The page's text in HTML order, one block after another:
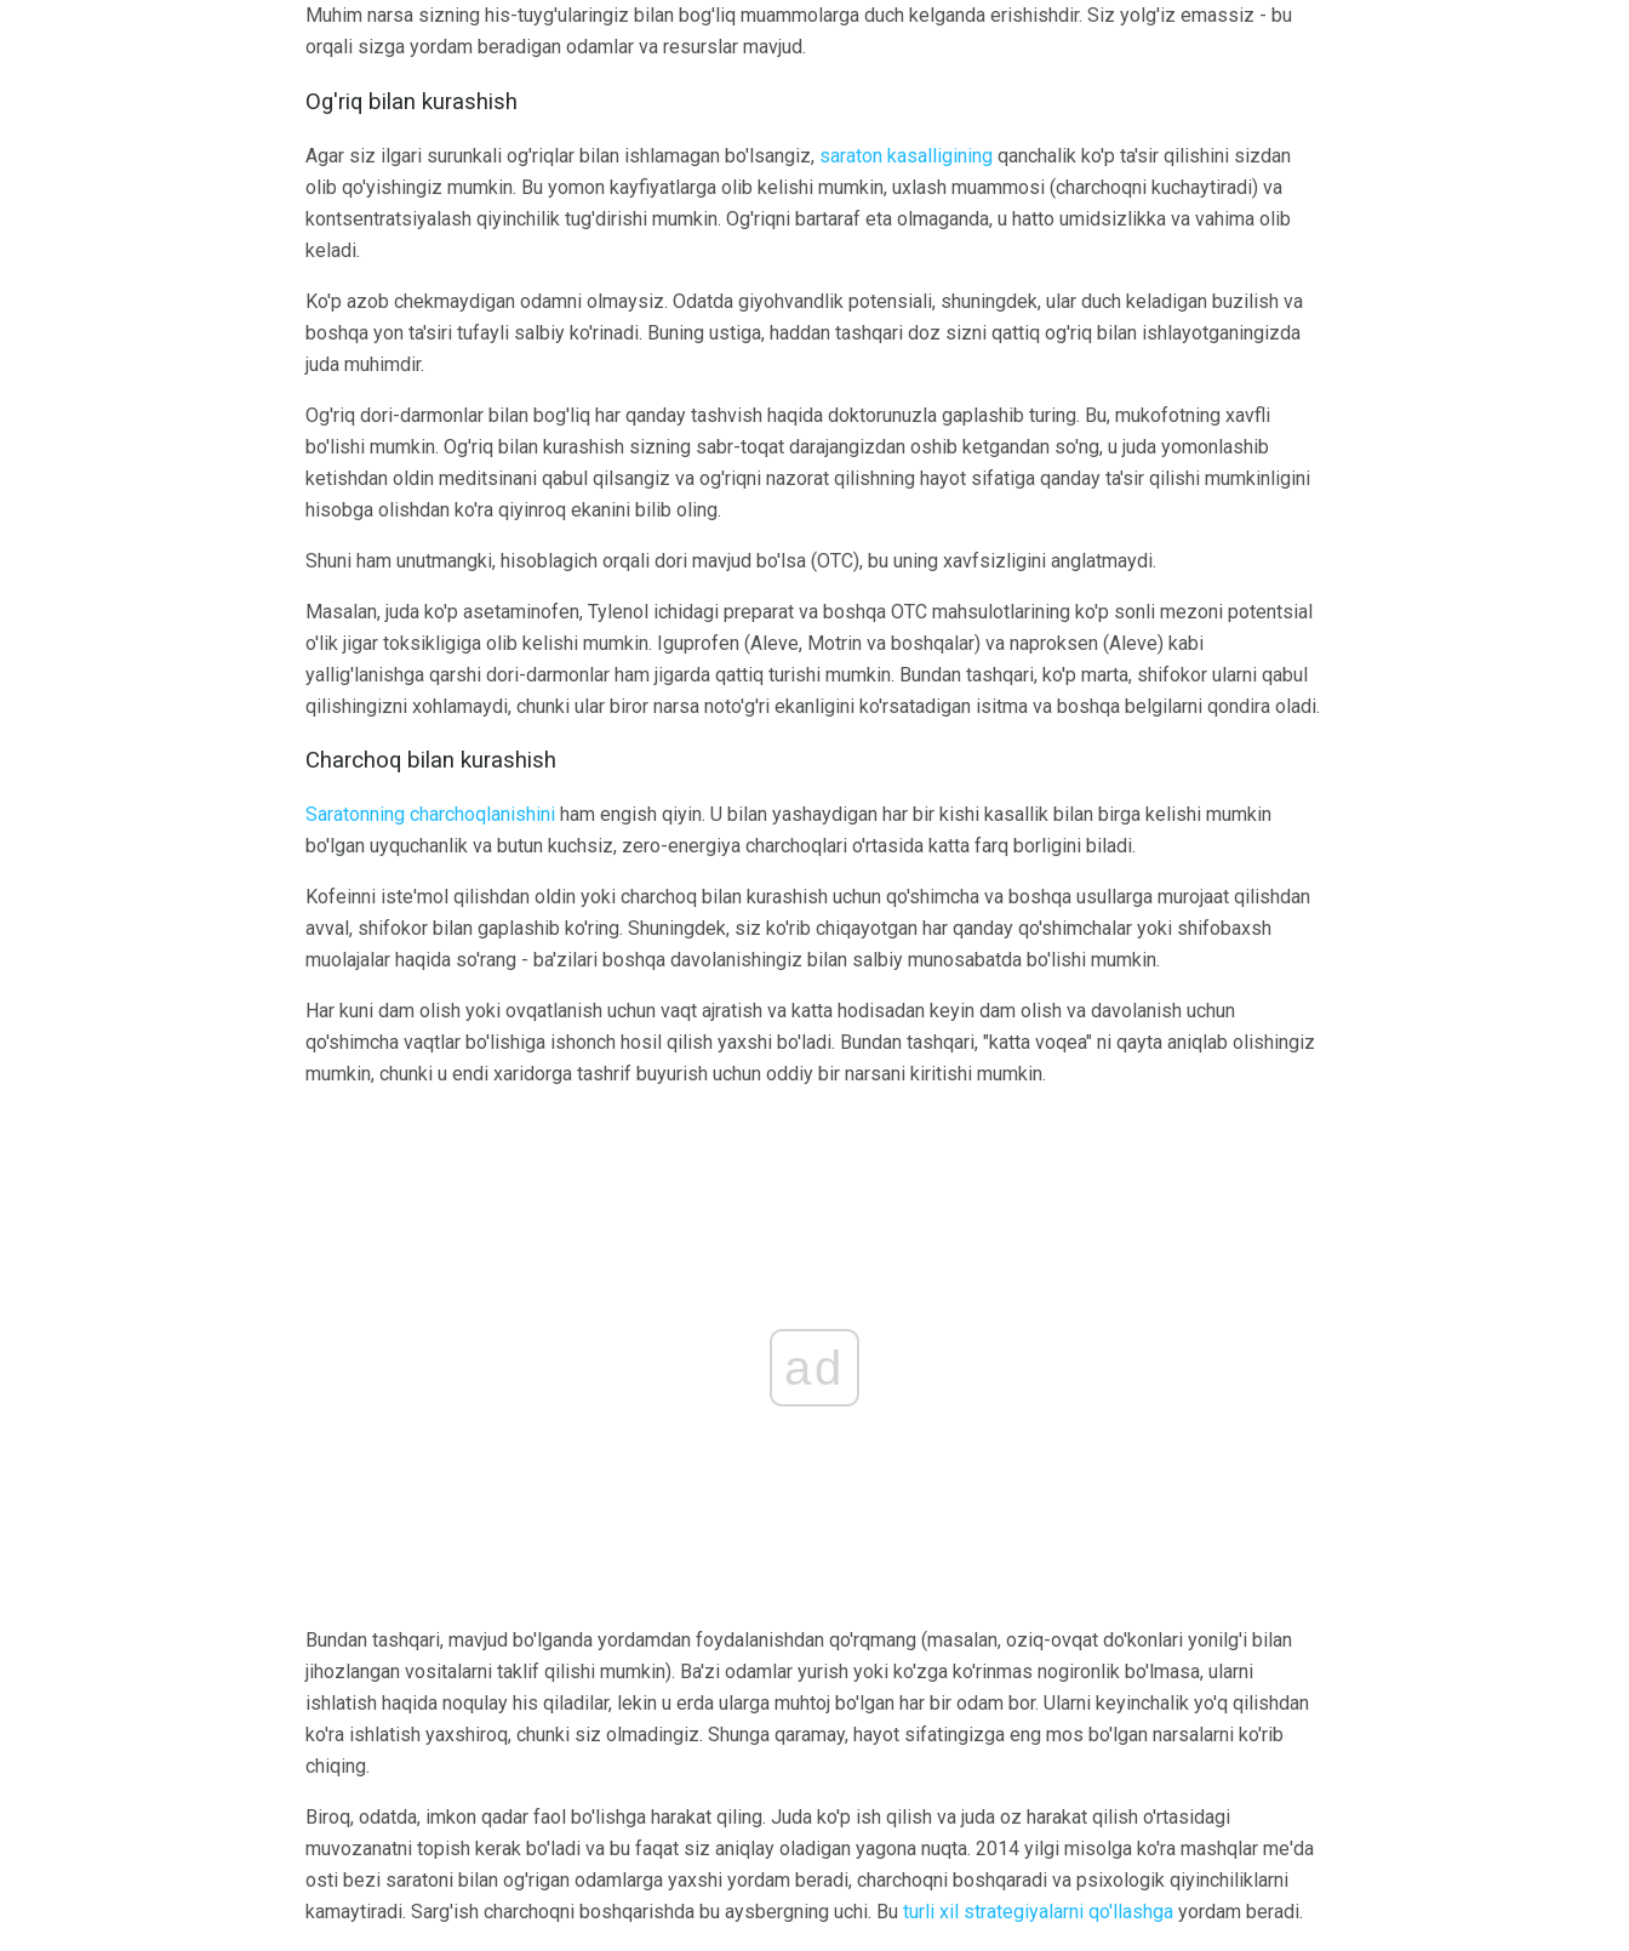
Muhim narsa sizning his-tuyg'ularingiz bilan bog'liq muammolarga duch kelganda erishishdir. Siz yolg'iz emassiz - bu
orqali sizga yordam beradigan odamlar va resurslar mavjud.
Og'riq bilan kurashish
Agar siz ilgari surunkali og'riqlar bilan ishlamagan bo'lsangiz, saraton kasalligining qanchalik ko'p ta'sir qilishini sizdan
olib qo'yishingiz mumkin. Bu yomon kayfiyatlarga olib kelishi mumkin, uxlash muammosi (charchoqni kuchaytiradi) va
kontsentratsiyalash qiyinchilik tug'dirishi mumkin. Og'riqni bartaraf eta olmaganda, u hatto umidsizlikka va vahima olib
keladi.
Ko'p azob chekmaydigan odamni olmaysiz. Odatda giyohvandlik potensiali, shuningdek, ular duch keladigan buzilish va
boshqa yon ta'siri tufayli salbiy ko'rinadi. Buning ustiga, haddan tashqari doz sizni qattiq og'riq bilan ishlayotganingizda
juda muhimdir.
Og'riq dori-darmonlar bilan bog'liq har qanday tashvish haqida doktorunuzla gaplashib turing. Bu, mukofotning xavfli
bo'lishi mumkin. Og'riq bilan kurashish sizning sabr-toqat darajangizdan oshib ketgandan so'ng, u juda yomonlashib
ketishdan oldin meditsinani qabul qilsangiz va og'riqni nazorat qilishning hayot sifatiga qanday ta'sir qilishi mumkinligini
hisobga olishdan ko'ra qiyinroq ekanini bilib oling.
Shuni ham unutmangki, hisoblagich orqali dori mavjud bo'lsa (OTC), bu uning xavfsizligini anglatmaydi.
Masalan, juda ko'p asetaminofen, Tylenol ichidagi preparat va boshqa OTC mahsulotlarining ko'p sonli mezoni potentsial
o'lik jigar toksikligiga olib kelishi mumkin. Iguprofen (Aleve, Motrin va boshqalar) va naproksen (Aleve) kabi
yallig'lanishga qarshi dori-darmonlar ham jigarda qattiq turishi mumkin. Bundan tashqari, ko'p marta, shifokor ularni qabul
qilishingizni xohlamaydi, chunki ular biror narsa noto'g'ri ekanligini ko'rsatadigan isitma va boshqa belgilarni qondira oladi.
Charchoq bilan kurashish
Saratonning charchoqlanishini ham engish qiyin. U bilan yashaydigan har bir kishi kasallik bilan birga kelishi mumkin
bo'lgan uyquchanlik va butun kuchsiz, zero-energiya charchoqlari o'rtasida katta farq borligini biladi.
Kofeinni iste'mol qilishdan oldin yoki charchoq bilan kurashish uchun qo'shimcha va boshqa usullarga murojaat qilishdan
avval, shifokor bilan gaplashib ko'ring. Shuningdek, siz ko'rib chiqayotgan har qanday qo'shimchalar yoki shifobaxsh
muolajalar haqida so'rang - ba'zilari boshqa davolanishingiz bilan salbiy munosabatda bo'lishi mumkin.
Har kuni dam olish yoki ovqatlanish uchun vaqt ajratish va katta hodisadan keyin dam olish va davolanish uchun
qo'shimcha vaqtlar bo'lishiga ishonch hosil qilish yaxshi bo'ladi. Bundan tashqari, "katta voqea" ni qayta aniqlab olishingiz
mumkin, chunki u endi xaridorga tashrif buyurish uchun oddiy bir narsani kiritishi mumkin.
ad
Bundan tashqari, mavjud bo'lganda yordamdan foydalanishdan qo'rqmang (masalan, oziq-ovqat do'konlari yonilg'i bilan
jihozlangan vositalarni taklif qilishi mumkin). Ba'zi odamlar yurish yoki ko'zga ko'rinmas nogironlik bo'lmasa, ularni
ishlatish haqida noqulay his qiladilar, lekin u erda ularga muhtoj bo'lgan har bir odam bor. Ularni keyinchalik yo'q qilishdan
ko'ra ishlatish yaxshiroq, chunki siz olmadingiz. Shunga qaramay, hayot sifatingizga eng mos bo'lgan narsalarni ko'rib
chiqing.
Biroq, odatda, imkon qadar faol bo'lishga harakat qiling. Juda ko'p ish qilish va juda oz harakat qilish o'rtasidagi
muvozanatni topish kerak bo'ladi va bu faqat siz aniqlay oladigan yagona nuqta. 2014 yilgi misolga ko'ra mashqlar me'da
osti bezi saratoni bilan og'rigan odamlarga yaxshi yordam beradi, charchoqni boshqaradi va psixologik qiyinchiliklarni
kamaytiradi. Sarg'ish charchoqni boshqarishda bu aysbergning uchi. Bu turli xil strategiyalarni qo'llashga yordam beradi.